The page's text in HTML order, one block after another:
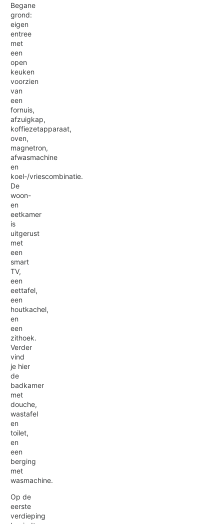
Begane
grond:
eigen
entree
met
een
open
keuken
voorzien
van
een
fornuis,
afzuigkap,
koffiezetapparaat,
oven,
magnetron,
afwasmachine
en
koel-/vriescombinatie.
De
woon-
en
eetkamer
is
uitgerust
met
een
smart
TV,
een
eettafel,
een
houtkachel,
en
een
zithoek.
Verder
vind
je hier
de
badkamer
met
douche,
wastafel
en
toilet,
en
een
berging
met
wasmachine.
Op de
eerste
verdieping